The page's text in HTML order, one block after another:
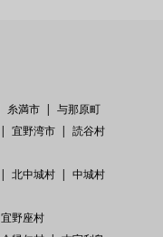
糸満市
与那原町
宜野湾市
読谷村
北中城村
中城村
宜野座村